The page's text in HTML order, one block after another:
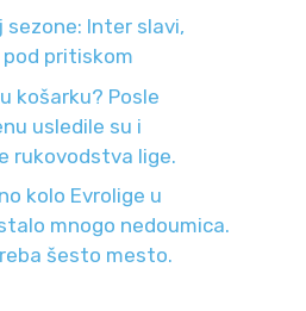
sezone: Inter slavi,
pritiskom
košarku? Posle
usledile su i
rukovodstva lige.
kolo Evrolige u
mnogo nedoumica.
šesto mesto.